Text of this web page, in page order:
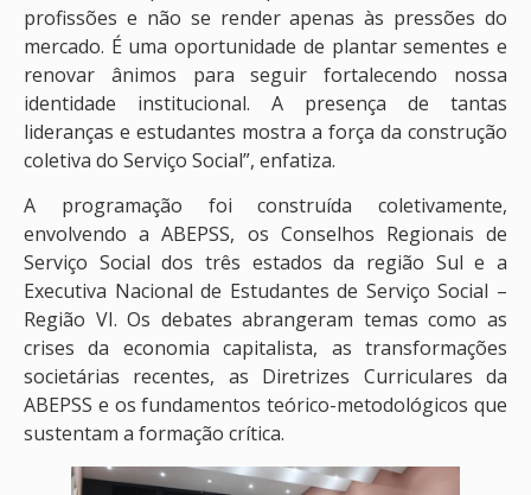
profissões e não se render apenas às pressões do
mercado. É uma oportunidade de plantar sementes e
renovar ânimos para seguir fortalecendo nossa
identidade institucional. A presença de tantas
lideranças e estudantes mostra a força da construção
coletiva do Serviço Social”, enfatiza.
A programação foi construída coletivamente,
envolvendo a ABEPSS, os Conselhos Regionais de
Serviço Social dos três estados da região Sul e a
Executiva Nacional de Estudantes de Serviço Social –
Região VI. Os debates abrangeram temas como as
crises da economia capitalista, as transformações
societárias recentes, as Diretrizes Curriculares da
ABEPSS e os fundamentos teórico-metodológicos que
sustentam a formação crítica.